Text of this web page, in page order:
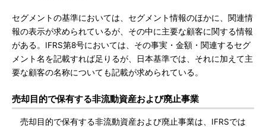
セグメントの基準においては、セグメント情報のほかに、関連情
報の表示が求められているが、その中に主要な顧客に関する情報
がある。IFRS第8号においては、その事実・金額・関連するセグ
メント名を記載すれば足りるが、日本基準では、それに加えて主
要な顧客の名称についても記載が求められている。
売却目的で保有する非流動資産および廃止事業
売却目的で保有する非流動資産および廃止事業は、IFRSでは